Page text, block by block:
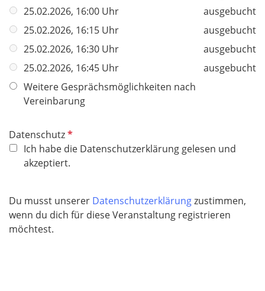
25.02.2026, 16:00 Uhr
ausgebucht
25.02.2026, 16:15 Uhr
ausgebucht
25.02.2026, 16:30 Uhr
ausgebucht
25.02.2026, 16:45 Uhr
ausgebucht
Weitere Gesprächsmöglichkeiten nach
Vereinbarung
DatenschutzP
f
l
h
t
Ich habe die Datenschutzerklärung gelesen und
akzeptiert.
Du musst unserer Datenschutzerklärungzustimmen,
wenn du dich für diese Veranstaltung registrieren
möchtest.